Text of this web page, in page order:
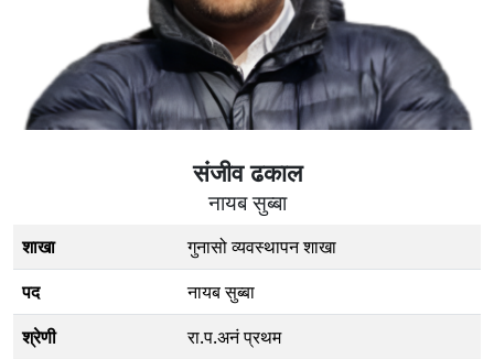
संजीव ढकाल
नायब सुब्बा
शाखा
गुनासो व्यवस्थापन शाखा
पद
नायब सुब्बा
श्रेणी
रा.प.अनं प्रथम